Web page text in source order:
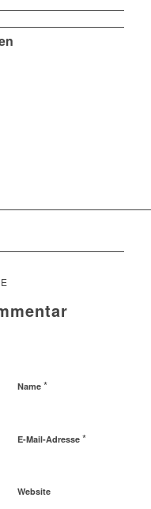
Name *
E-Mail-Adresse *
Website